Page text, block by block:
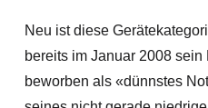
Neu ist diese
bereits im Januar 2008
beworben als «dünnstes